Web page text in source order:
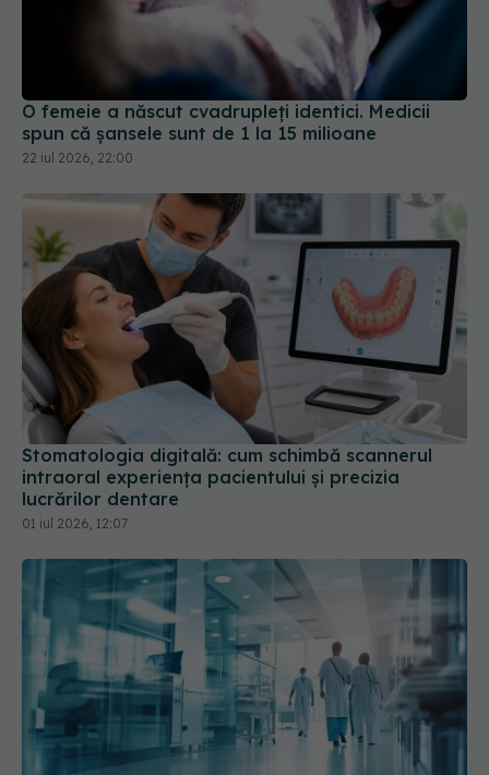
O femeie a născut cvadrupleți identici. Medicii
spun că șansele sunt de 1 la 15 milioane
22 iul 2026, 22:00
Stomatologia digitală: cum schimbă scannerul
intraoral experiența pacientului și precizia
lucrărilor dentare
01 iul 2026, 12:07